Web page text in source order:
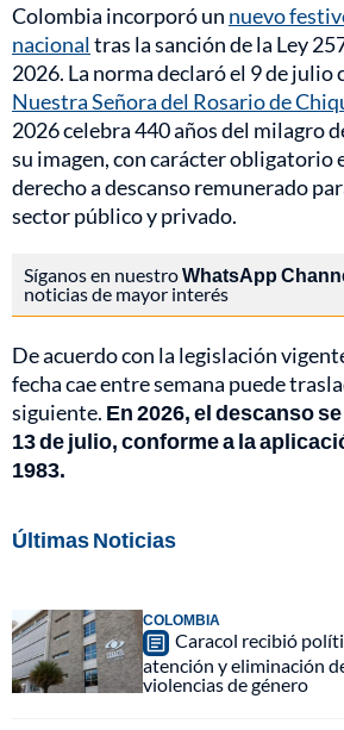
Colombia incorporó un nuevo
nacionaltras la sanción de la Ley
2026. La norma declaró el 9 de julio
Nuestra Señora del Rosario de
2026 celebra 440 años del milagro
su imagen, con carácter obligatorio
derecho a descanso remunerado
sector público y privado.
Síganos en nuestroWhatsApp
noticias de mayor interés
De acuerdo con la legislación
fecha cae entre semana puede
siguiente. En 2026, el descanso
13 de julio, conforme a la
1983.
Últimas Noticias
COLOMBIA
Caracol recibió
atención y eliminación
violencias de género